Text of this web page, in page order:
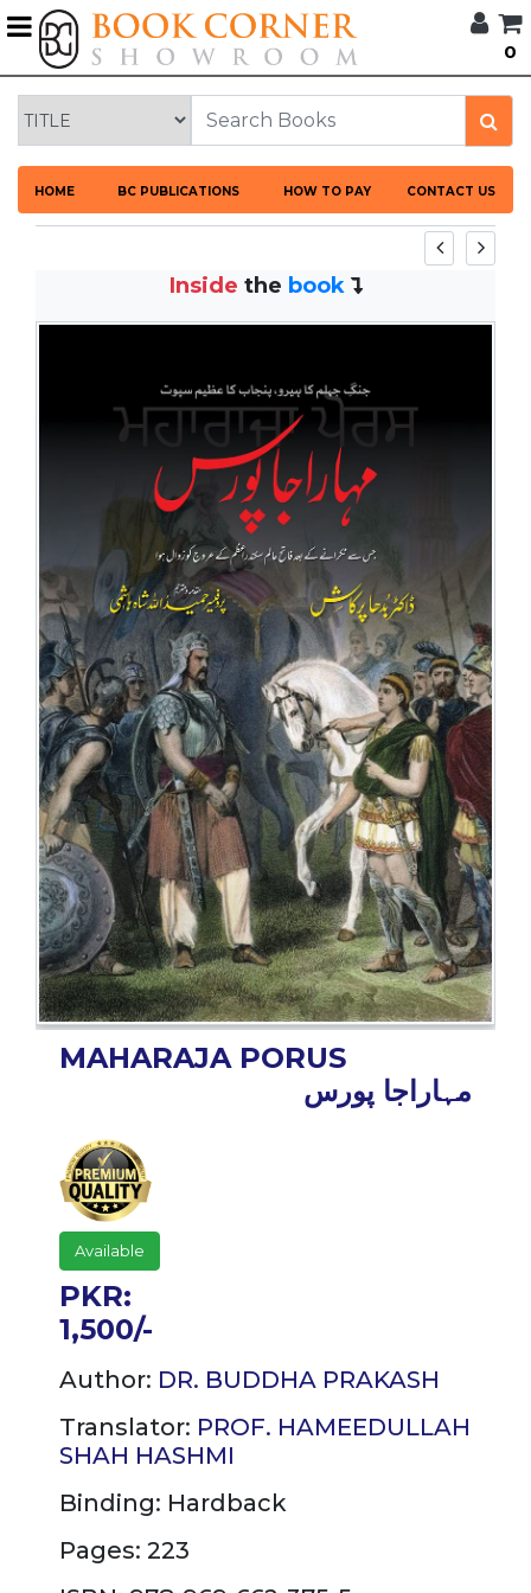
0
HOME BC PUBLICATIONS HOW TO PAY CONTACT US
BROWSE
CORNER
HOME
BOOK
CORNER
DISCOUNTS
UPCOMINGS
REQUEST
BOOK
CATALOGUE
HOW
TO
PAY
CONTACT
US
Inside the book
MAHARAJA PORUS
مہاراجا پورس
Available
PKR:
1,500/-
Author: DR. BUDDHA PRAKASH
Translator: PROF. HAMEEDULLAH
SHAH HASHMI
Binding: Hardback
Pages: 223